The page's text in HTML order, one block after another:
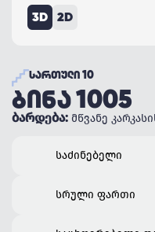
3D 2D
ᲡᲐᲠᲗᲣᲚᲘ 10
ᲑᲘᲜᲐ 1005
ბარდება: მწვანე
საძინებელი
სრული ფართი